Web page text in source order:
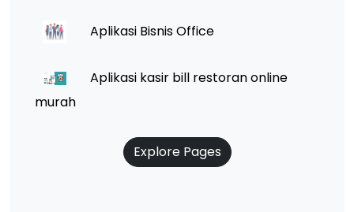
Aplikasi Bisnis Office
Aplikasi kasir bill restoran online
murah
Explore Pages